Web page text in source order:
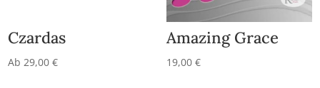
Czardas
Ab 29,00€
Amazing Grace
19,00 €